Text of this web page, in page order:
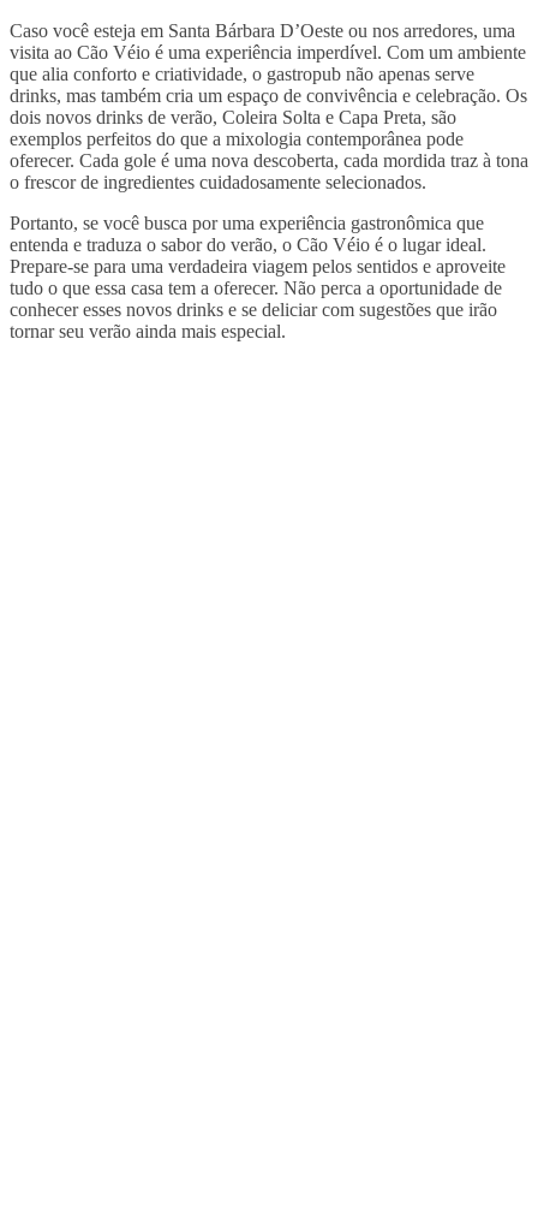
Caso você esteja em Santa Bárbara D’Oeste ou nos arredores, uma
visita ao Cão Véio é uma experiência imperdível. Com um ambiente
que alia conforto e criatividade, o gastropub não apenas serve
drinks, mas também cria um espaço de convivência e celebração. Os
dois novos drinks de verão, Coleira Solta e Capa Preta, são
exemplos perfeitos do que a mixologia contemporânea pode
oferecer. Cada gole é uma nova descoberta, cada mordida traz à tona
o frescor de ingredientes cuidadosamente selecionados.
Portanto, se você busca por uma experiência gastronômica que
entenda e traduza o sabor do verão, o Cão Véio é o lugar ideal.
Prepare-se para uma verdadeira viagem pelos sentidos e aproveite
tudo o que essa casa tem a oferecer. Não perca a oportunidade de
conhecer esses novos drinks e se deliciar com sugestões que irão
tornar seu verão ainda mais especial.